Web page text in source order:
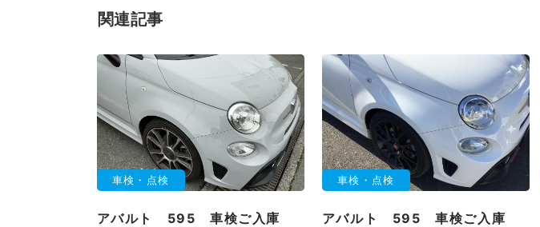
関連記事
車検・点検
アバルト 595 車検ご入庫
車検・点検
アバルト 595 車検ご入庫